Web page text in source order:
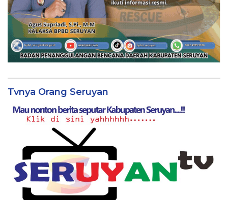
Tvnya Orang Seruyan